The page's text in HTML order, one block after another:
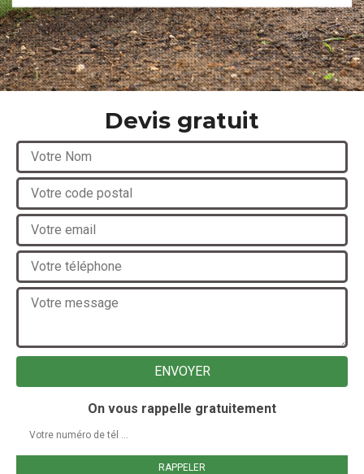
Devis gratuit
On vous rappelle gratuitement